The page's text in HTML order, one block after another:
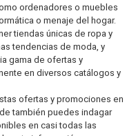
ordenadores o muebles
o menaje del hogar.
tiendas únicas de ropa y
tendencias de moda, y
gama de ofertas y
en diversos catálogos y
ofertas y promociones en
también puedes indagar
en casi todas las